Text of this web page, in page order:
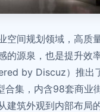
空间规划领域，高质
的源泉，也是提升效
by Discuz）推出
合集，内含98套商业
建筑外观到内部布局